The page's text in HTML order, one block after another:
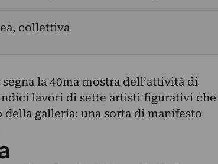
collettiva
la 40ma mostra dell’attività di
lavori di sette artisti figurativi che
galleria: una sorta di manifesto